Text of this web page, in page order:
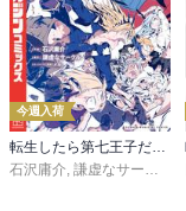
今週入荷
転生したら第七王子だったので、気ままに魔術を極めます（２４）
石沢庸介, 謙虚なサークル